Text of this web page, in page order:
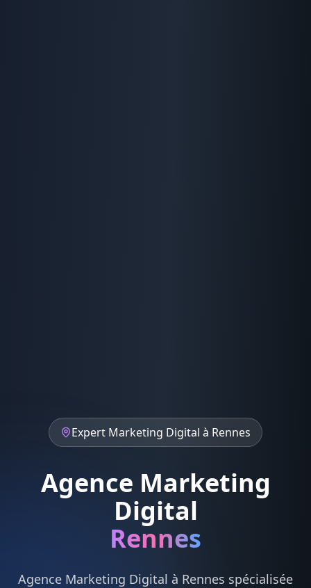
Expert Marketing Digital à Rennes
Agence Marketing
Digital
Rennes
Agence Marketing Digital à Rennes spécialisée